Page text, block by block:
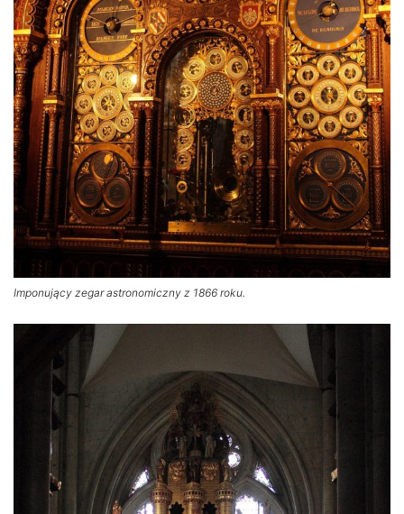
Imponujący zegar astronomiczny z 1866 roku.